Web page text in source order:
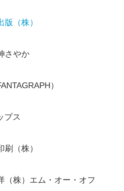
版（株）
さやか
）
プス
（株）
株）エム・オー・オフ